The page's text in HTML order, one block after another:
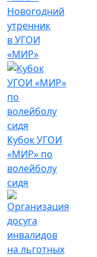
Новогодний
утренник
в УГОИ
«МИР»
Кубок УГОИ
«МИР» по
волейболу
сидя